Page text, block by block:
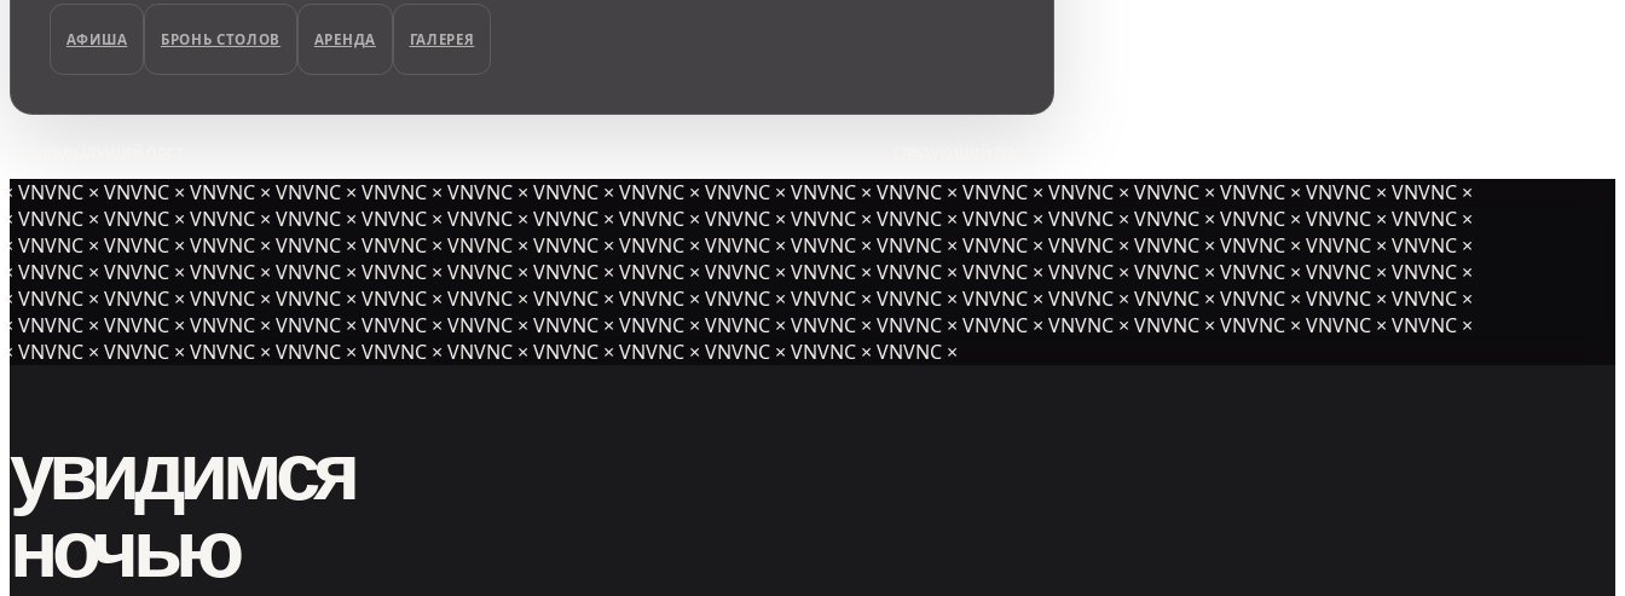
АФИША БРОНЬ СТОЛОВ АРЕНДА ГАЛЕРЕЯ
VNVNC × VNVNC × VNVNC × VNVNC × VNVNC × VNVNC × VNVNC × VNVNC × VNVNC × VNVNC × VNVNC × VNVNC × VNVNC × VNVNC × VNVNC × VNVNC × VNVNC ×
VNVNC × VNVNC × VNVNC × VNVNC × VNVNC × VNVNC × VNVNC × VNVNC × VNVNC × VNVNC × VNVNC × VNVNC × VNVNC × VNVNC × VNVNC × VNVNC × VNVNC ×
VNVNC × VNVNC × VNVNC × VNVNC × VNVNC × VNVNC × VNVNC × VNVNC × VNVNC × VNVNC × VNVNC × VNVNC × VNVNC × VNVNC × VNVNC × VNVNC × VNVNC ×
VNVNC × VNVNC × VNVNC × VNVNC × VNVNC ×VNVNC × VNVNC × VNVNC × VNVNC × VNVNC × VNVNC × VNVNC × VNVNC × VNVNC × VNVNC × VNVNC × VNVNC ×
VNVNC × VNVNC × VNVNC × VNVNC × VNVNC × VNVNC × VNVNC × VNVNC × VNVNC × VNVNC × VNVNC × VNVNC × VNVNC × VNVNC × VNVNC × VNVNC × VNVNC ×
VNVNC × VNVNC × VNVNC × VNVNC × VNVNC × VNVNC × VNVNC × VNVNC × VNVNC × VNVNC × VNVNC × VNVNC × VNVNC × VNVNC × VNVNC × VNVNC × VNVNC ×
VNVNC × VNVNC × VNVNC × VNVNC × VNVNC × VNVNC × VNVNC × VNVNC × VNVNC × VNVNC × VNVNC ×
увидимся
ночью